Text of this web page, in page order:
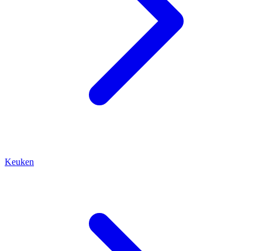
Keuken